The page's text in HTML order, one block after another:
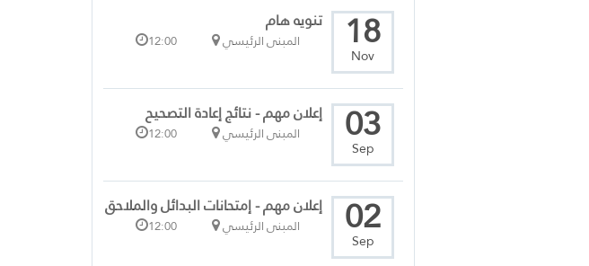
18
Nov
تنويه هام
المبنى الرئيسي 12:00
03
Sep
إعلان مهم - نتائج إعادة التصحيح
المبنى الرئيسي 12:00
02
Sep
إعلان مهم - إمتحانات البدائل والملاحق
المبنى الرئيسي 12:00